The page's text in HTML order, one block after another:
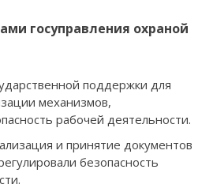
госуправления охраной
поддержки для
механизмов,
рабочей деятельности.
и принятие документов
безопасность